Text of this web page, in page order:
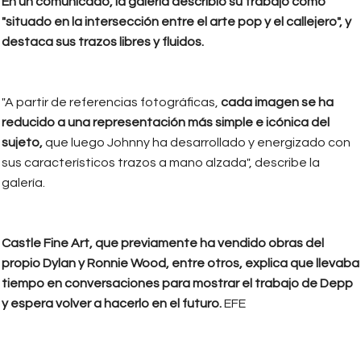
"situado en la intersección entre el arte pop y el callejero", y
destaca sus trazos libres y fluidos.
"A partir de referencias fotográficas, cada imagen se ha
reducido a una representación más simple e icónica del
sujeto,que luego Johnny ha desarrollado y energizado con
sus característicos trazos a mano alzada", describe la
galería.
Castle Fine Art, que previamente ha vendido obras del
propio Dylan y Ronnie Wood, entre otros, explica que llevaba
tiempo en conversaciones para mostrar el trabajo de Depp
y espera volver a hacerlo en el futuro.EFE